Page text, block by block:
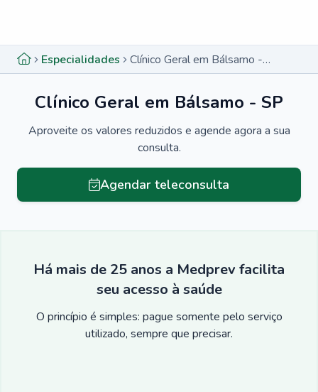
Especialidades Clínico Geral em Bálsamo - SP
Clínico Geral em Bálsamo - SP
Aproveite os valores reduzidos e agende agora a sua
consulta.
Agendar teleconsulta
Há mais de 25 anos a Medprev facilita
seu acesso à saúde
O princípio é simples: pague somente pelo serviço
utilizado, sempre que precisar.